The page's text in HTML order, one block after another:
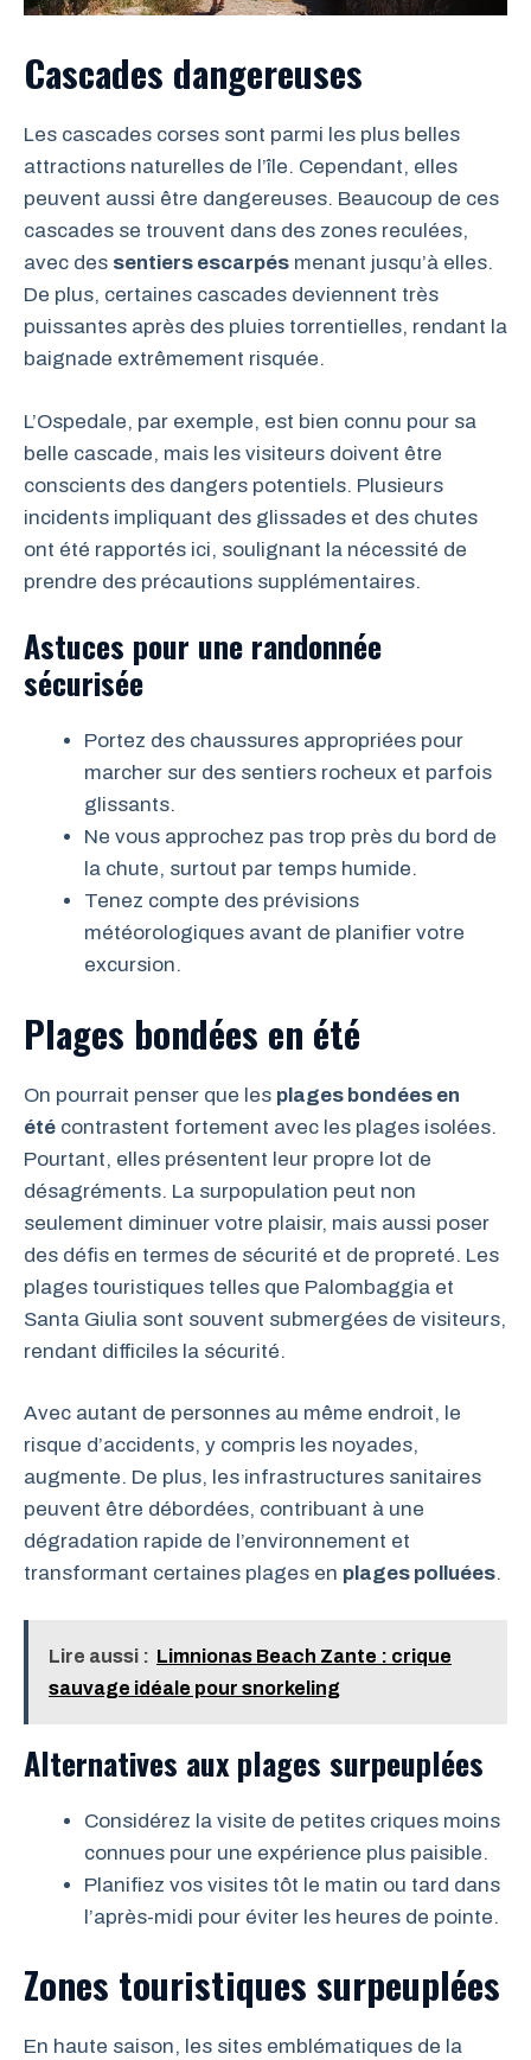
Cascades dangereuses
Les cascades corses sont parmi les plus belles
attractions naturelles de l’île. Cependant, elles
peuvent aussi être dangereuses. Beaucoup de ces
cascades se trouvent dans des zones reculées,
avec des sentiers escarpés menant jusqu’à elles.
De plus, certaines cascades deviennent très
puissantes après des pluies torrentielles, rendant la
baignade extrêmement risquée.
L’Ospedale, par exemple, est bien connu pour sa
belle cascade, mais les visiteurs doivent être
conscients des dangers potentiels. Plusieurs
incidents impliquant des glissades et des chutes
ont été rapportés ici, soulignant la nécessité de
prendre des précautions supplémentaires.
Astuces pour une randonnée
sécurisée
Portez des chaussures appropriées pour
marcher sur des sentiers rocheux et parfois
glissants.
Ne vous approchez pas trop près du bord de
la chute, surtout par temps humide.
Tenez compte des prévisions
météorologiques avant de planifier votre
excursion.
Plages bondées en été
On pourrait penser que les plages bondées en
été contrastent fortement avec les plages isolées.
Pourtant, elles présentent leur propre lot de
désagréments. La surpopulation peut non
seulement diminuer votre plaisir, mais aussi poser
des défis en termes de sécurité et de propreté. Les
plages touristiques telles que Palombaggia et
Santa Giulia sont souvent submergées de visiteurs,
rendant difficiles la sécurité.
Avec autant de personnes au même endroit, le
risque d’accidents, y compris les noyades,
augmente. De plus, les infrastructures sanitaires
peuvent être débordées, contribuant à une
dégradation rapide de l’environnement et
transformant certaines plages en plages polluées.
Lire aussi : Limnionas Beach Zante : crique
sauvage idéale pour snorkeling
Alternatives aux plages surpeuplées
Considérez la visite de petites criques moins
connues pour une expérience plus paisible.
Planifiez vos visites tôt le matin ou tard dans
l’après-midi pour éviter les heures de pointe.
Zones touristiques surpeuplées
En haute saison, les sites emblématiques de la